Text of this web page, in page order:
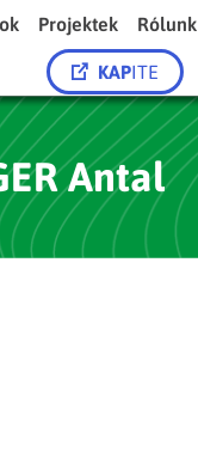
Projektek Rólunk
KAPITE
Antal